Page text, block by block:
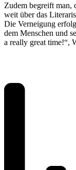
Zudem begreift man,
weit über das
Die Verneigung
dem Menschen und
a really great time!“,